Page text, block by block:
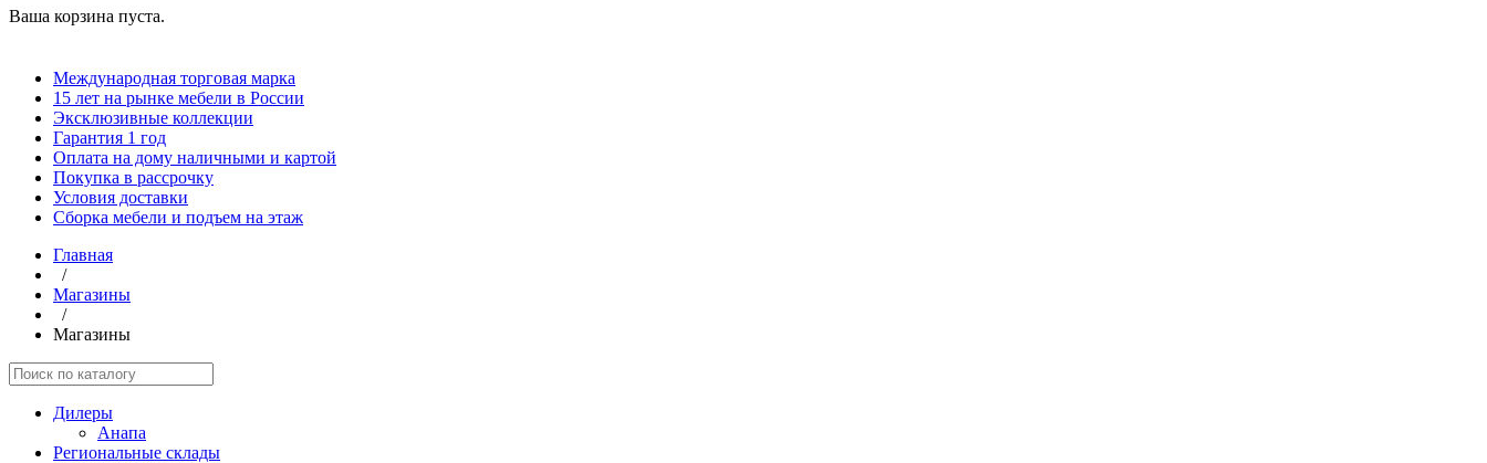
Ваша корзина пуста.
Международная торговая марка
15 лет на рынке мебели в России
Эксклюзивные коллекции
Гарантия 1 год
Оплата на дому наличными и картой
Покупка в рассрочку
Условия доставки
Сборка мебели и подъем на этаж
Главная
/
Магазины
/
Магазины
Дилеры
Анапа
Региональные склады